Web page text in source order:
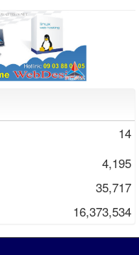
14
4,195
35,717
16,373,534